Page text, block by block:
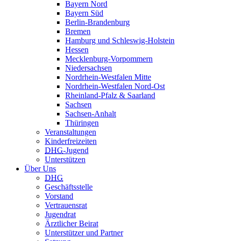
Bayern Nord
Bayern Süd
Berlin-Brandenburg
Bremen
Hamburg und Schleswig-Holstein
Hessen
Mecklenburg-Vorpommern
Niedersachsen
Nordrhein-Westfalen Mitte
Nordrhein-Westfalen Nord-Ost
Rheinland-Pfalz & Saarland
Sachsen
Sachsen-Anhalt
Thüringen
Veranstaltungen
Kinderfreizeiten
DHG-Jugend
Unterstützen
Über Uns
DHG
Geschäftsstelle
Vorstand
Vertrauensrat
Jugendrat
Ärztlicher Beirat
Unterstützer und Partner